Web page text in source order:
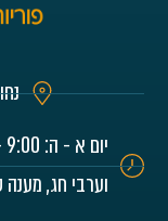
נחום
וערבי חג,